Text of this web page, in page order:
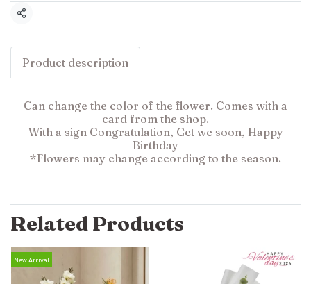
Share
Product description
Can change the color of the flower. Comes with a
card from the shop.
With a sign Congratulation, Get we soon, Happy
Birthday
*Flowers may change according to the season.
Related Products
New Arrival